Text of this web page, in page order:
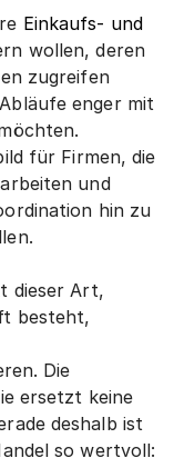
Einkaufs- und
wollen, deren
zugreifen
enger mit
für Firmen, die
und
hin zu
dieser Art,
besteht,
Die
ersetzt keine
deshalb ist
so wertvoll: